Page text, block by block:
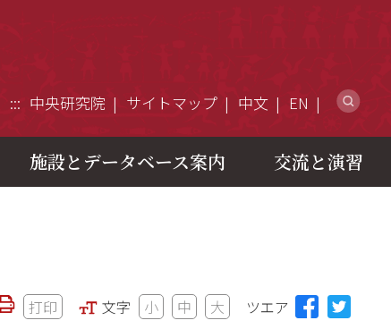
::: 中央研究院 サイトマップ 中文 EN
施設とデータベース案内 交流と演習
打印 文字 小 中 大 ツエア